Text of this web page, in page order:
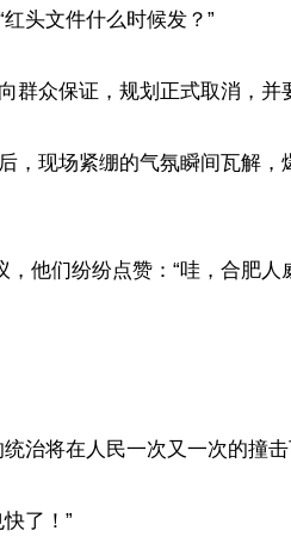
头文件什么时候发？”
群众保证，规划正式取消，并
，现场紧绷的气氛瞬间瓦解，
他们纷纷点赞：“哇，合肥
治将在人民一次又一次的撞
了！”